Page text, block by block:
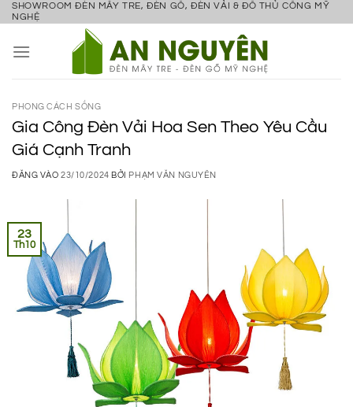
Bỏ
nội
SHOWROOM ĐÈN MÂY TRE, ĐÈN GỖ, ĐÈN VẢI & ĐỒ THỦ CÔNG MỸ
NGHỆ
PHONG CÁCH SỐNG
Gia Công Đèn Vải Hoa Sen Theo Yêu Cầu
Giá Cạnh Tranh
ĐĂNG VÀO23/10/2024 BỞI PHẠM VĂN NGUYÊN
23
Th10